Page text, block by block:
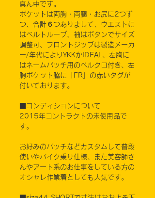
真ん中です。
ポケットは両胸・両腿・お尻に2つず
つ、合計６つありまして、ウエストに
はベルトループ、袖はボタンでサイズ
調整可、フロントジップは製造メーカ
ー/年代によりYKKかIDEAL、左胸に
はネームパッチ用のベルクロ付き、左
胸ポケット脇に「FR」の赤いタグが
付いております。
■コンディションについて
2015年コントラクトの未使用品で
す。
お好みのパッチなどカスタムして普段
使いやバイク乗り仕様、また美容師さ
んやアート系のお仕事をしている方の
オシャレ作業着としても人気です。